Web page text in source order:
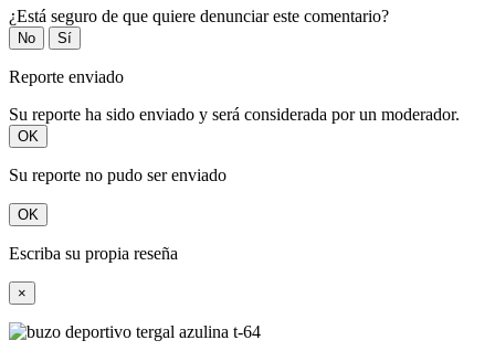
¿Está seguro de que quiere denunciar este comentario?
No Sí
Reporte enviado
Su reporte ha sido enviado y será considerada por un moderador.
OK
Su reporte no pudo ser enviado
OK
Escriba su propia reseña
×